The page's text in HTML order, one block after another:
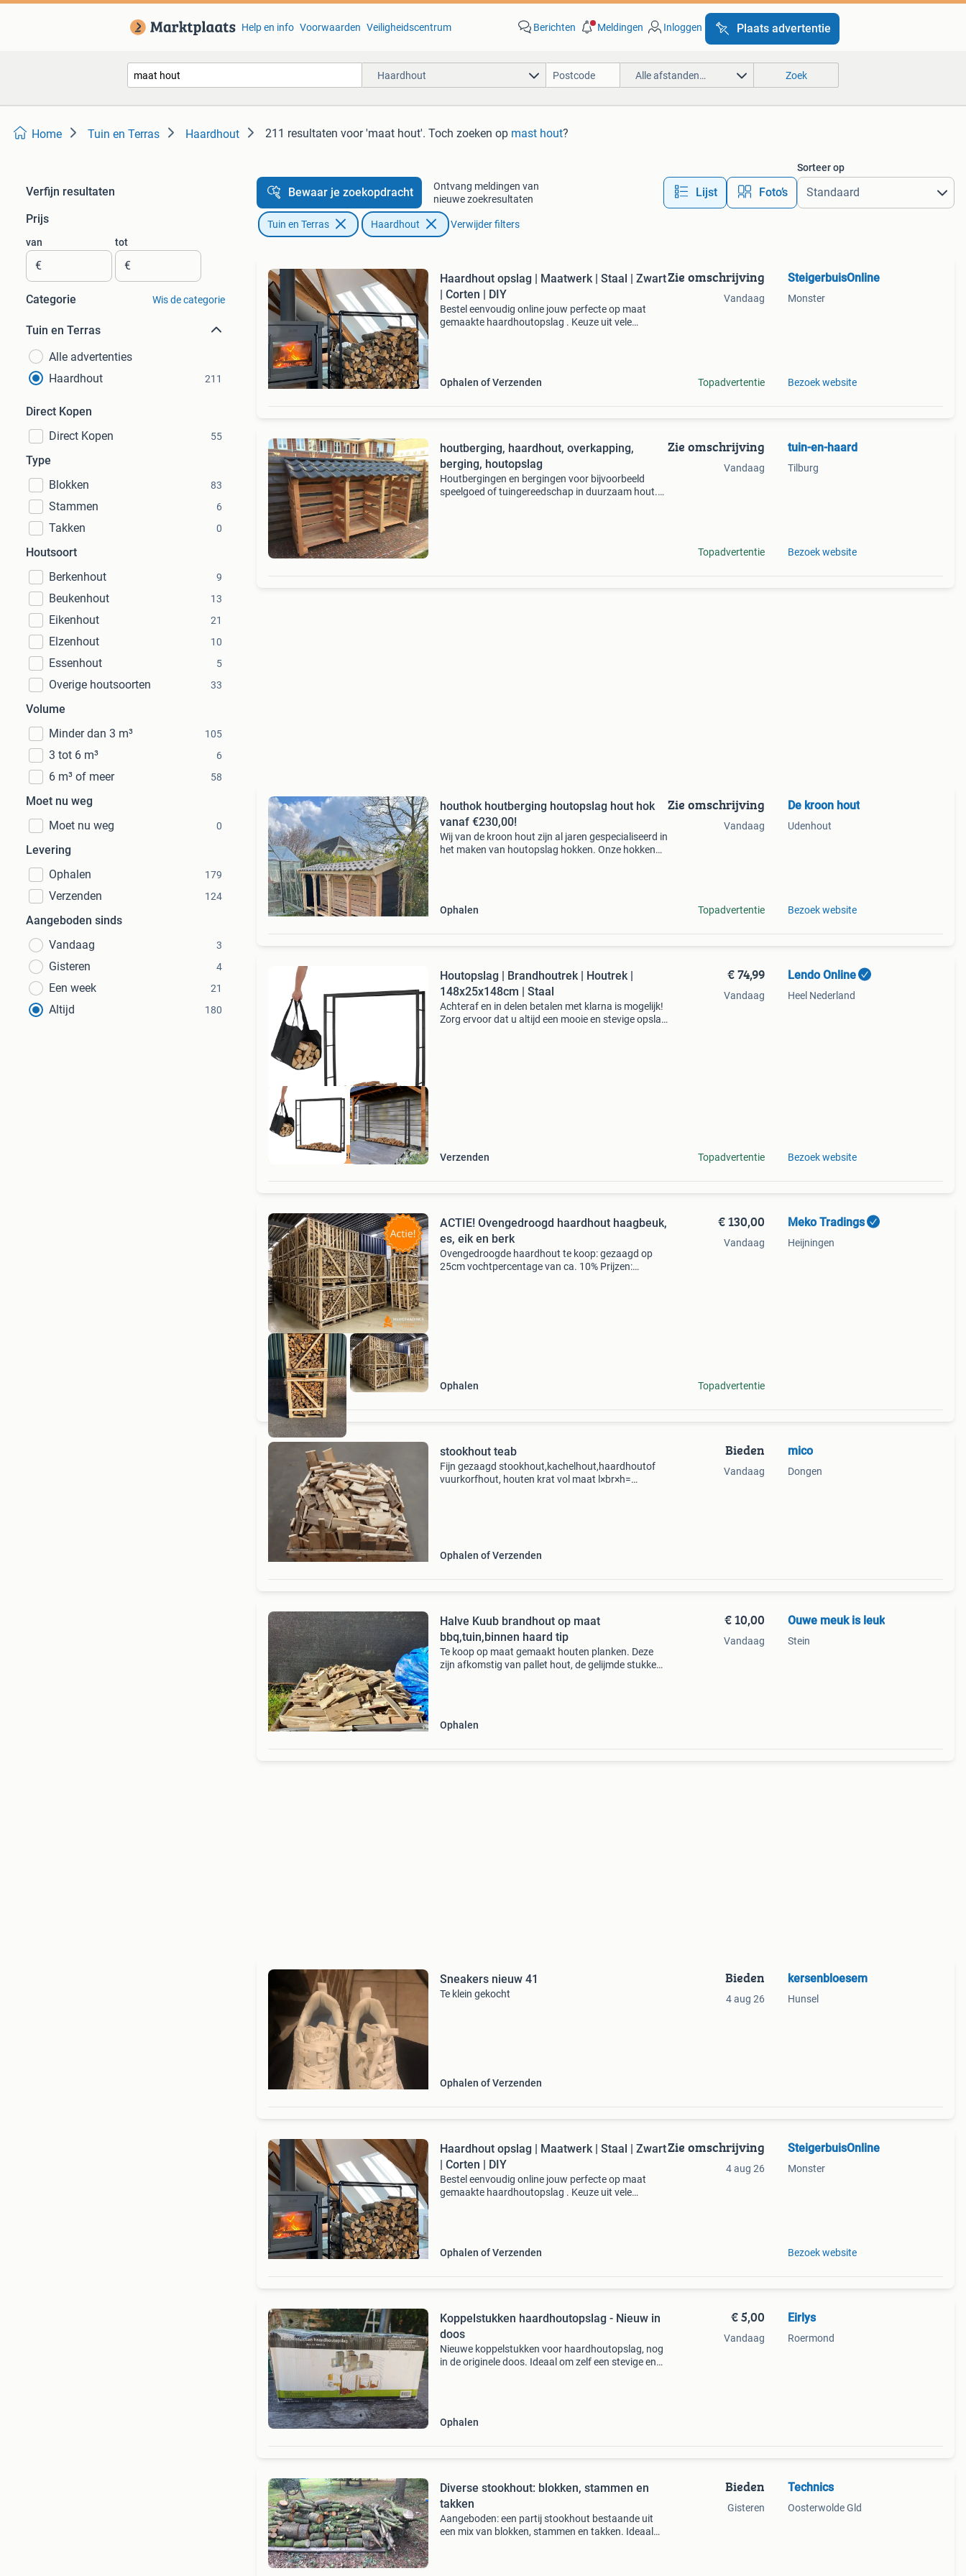
Help en info Voorwaarden Veiligheidscentrum Berichten Meldingen Inloggen Plaats advertentie
Haardhout Alle afstanden… Zoek
Home Tuin en Terras Haardhout 211 resultaten voor 'maat hout'. Toch zoeken op mast hout?
Verfijn resultaten
Prijs
van
€
tot
€
Categorie Wis de categorie
Tuin en Terras
Alle advertenties
Haardhout
211
Direct Kopen
Direct Kopen
55
Type
Blokken
83
Stammen 6
Takken 0
Houtsoort
Berkenhout
9
Beukenhout 13
Eikenhout 21
Elzenhout 10
Essenhout 5
Overige houtsoorten 33
Volume
Minder dan 3 m³
105
3 tot 6 m³ 6
6 m³ of meer 58
Moet nu weg
Moet nu weg
0
Levering
Ophalen
179
Verzenden 124
Aangeboden sinds
Vandaag
3
Gisteren 4
Een week 21
Altijd 180
Bewaar je zoekopdracht
Ontvang meldingen van
nieuwe zoekresultaten
Lijst Foto’s
Sorteer op
Tuin en Terras Haardhout Verwijder filters
Haardhout opslag | Maatwerk | Staal | Zwart
| Corten | DIY
Bestel eenvoudig online jouw perfecte op maat
gemaakte haardhoutopslag . Keuze uit vele
Ophalen of Verzenden
Zie omschrijving
Vandaag
Topadvertentie
SteigerbuisOnline
Monster
Bezoek website
houtberging, haardhout, overkapping,
berging, houtopslag
Houtbergingen en bergingen voor bijvoorbeeld
speelgoed of tuingereedschap in duurzaam hout.
Zie omschrijving
Vandaag
Topadvertentie
tuin-en-haard
Tilburg
Bezoek website
houthok houtberging houtopslag hout hok
vanaf €230,00!
Wij van de kroon hout zijn al jaren gespecialiseerd in
het maken van houtopslag hokken. Onze hokken
Ophalen
Zie omschrijving
Vandaag
Topadvertentie
De kroon hout
Udenhout
Bezoek website
Gratis verzending
Houtopslag | Brandhoutrek | Houtrek |
148x25x148cm | Staal
Achteraf en in delen betalen met klarna is mogelijk!
Zorg ervoor dat u altijd een mooie en stevige opslag
Verzenden
€ 74,99
Vandaag
Topadvertentie
Lendo Online
Heel Nederland
Bezoek website
ACTIE! Ovengedroogd haardhout haagbeuk,
es, eik en berk
Ovengedroogde haardhout te koop: gezaagd op
25cm vochtpercentage van ca. 10% Prijzen:
Ophalen
€ 130,00
Vandaag
Topadvertentie
Meko Tradings
Heijningen
stookhout teab
Fijn gezaagd stookhout,kachelhout,haardhoutof
vuurkorfhout, houten krat vol maat l×br×h=
Ophalen of Verzenden
Bieden
Vandaag
mico
Dongen
Halve Kuub brandhout op maat
bbq,tuin,binnen haard tip
Te koop op maat gemaakt houten planken. Deze
zijn afkomstig van pallet hout, de gelijmde stukken
Ophalen
€ 10,00
Vandaag
Ouwe meuk is leuk
Stein
Sneakers nieuw 41
Te klein gekocht
Ophalen of Verzenden
Bieden
4 aug 26
kersenbloesem
Hunsel
Haardhout opslag | Maatwerk | Staal | Zwart
| Corten | DIY
Bestel eenvoudig online jouw perfecte op maat
gemaakte haardhoutopslag . Keuze uit vele
Ophalen of Verzenden
Zie omschrijving
4 aug 26
SteigerbuisOnline
Monster
Bezoek website
Koppelstukken haardhoutopslag - Nieuw in
doos
Nieuwe koppelstukken voor haardhoutopslag, nog
in de originele doos. Ideaal om zelf een stevige en
Ophalen
€ 5,00
Vandaag
Eirlys
Roermond
Diverse stookhout: blokken, stammen en
takken
Aangeboden: een partij stookhout bestaande uit
een mix van blokken, stammen en takken. Ideaal
Bieden
Gisteren
Technics
Oosterwolde Gld